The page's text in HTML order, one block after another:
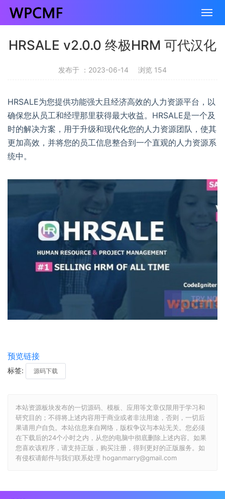
HRSALE v2.0.0 终极HRM 可代汉化
发布于 ：2023-06-14 浏览 154
HRSALE为您提供功能强大且经济高效的人力资源平台，以
确保您从员工和经理那里获得最大收益。HRSALE是一个及
时的解决方案，用于升级和现代化您的人力资源团队，使其
更加高效，并将您的员工信息整合到一个直观的人力资源系
统中。
预览链接
标签: 源码下载
本站资源板块发布的一切源码、模板、应用等文章仅限用于学习和
研究目的；不得将上述内容用于商业或者非法用途，否则，一切后
果请用户自负。本站信息来自网络，版权争议与本站无关。您必须
在下载后的24个小时之内，从您的电脑中彻底删除上述内容。如果
您喜欢该程序，请支持正版，购买注册，得到更好的正版服务。如
有侵权请邮件与我们联系处理 hoganmarry@gmail.com